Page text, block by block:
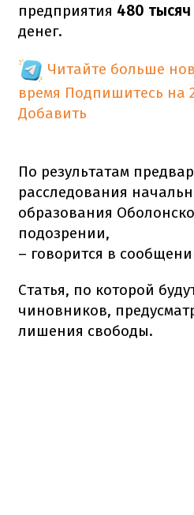
предприятия 480 тысяч
денег.
Читайте больше
время Подпишитесь на
Добавить
По результатам
расследования
образования
подозрении,
– говорится в
Статья, по которой
чиновников,
лишения свободы.